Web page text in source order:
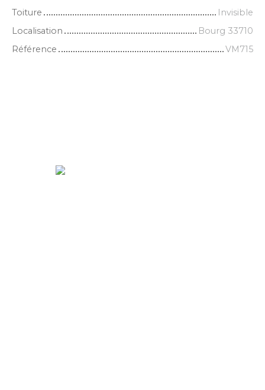
Toiture
Invisible
Localisation
Bourg 33710
Référence
VM715